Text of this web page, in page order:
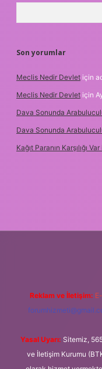
Son yorumlar
Meclis Nedir Devlet için
Meclis Nedir Devlet için
Dava Sonunda
Dava Sonunda
Kağıt Paranın Karşılığı Var
Reklam ve İletişim:
Yasal Uyarı: Sitemiz,
ve İletişim Kurumu